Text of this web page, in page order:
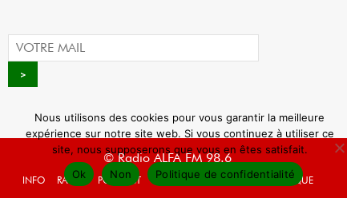
© Radio ALFA FM 98.6
INFO RADIO PODCAST AGENDA WEBRADIO BOUTIQUE
Nous utilisons des cookies pour vous garantir la meilleure
expérience sur notre site web. Si vous continuez à utiliser ce
site, nous supposerons que vous en êtes satisfait.
Ok
Non Politique de confidentialité